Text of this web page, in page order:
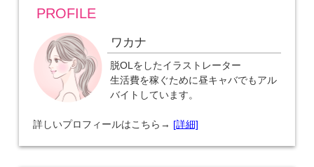
PROFILE
ワカナ
脱OLをしたイラストレーター
生活費を稼ぐために昼キャバでもアル
バイトしています。
詳しいプロフィールはこちら→ [詳細]